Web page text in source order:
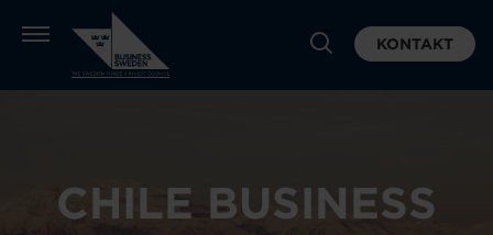
KONTAKT
CHILE BUSINESS